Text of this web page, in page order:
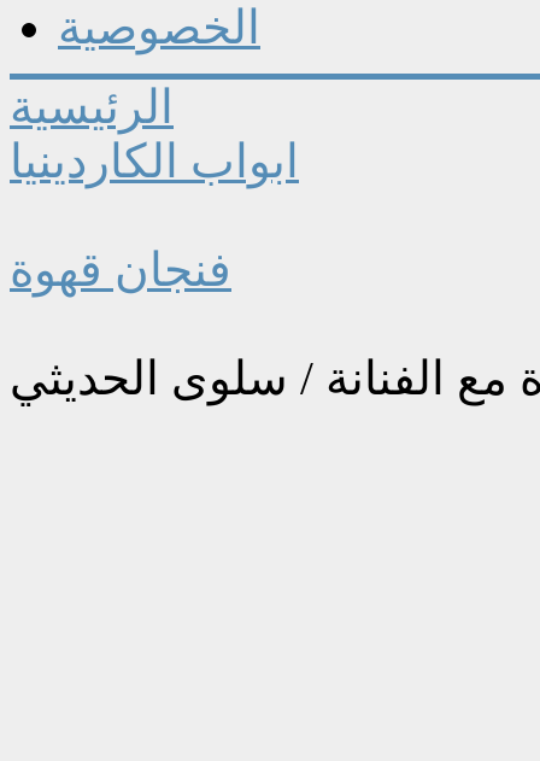
الخصوصية
الرئيسية
ابواب الكاردينيا
فنجان قهوة
مع الفنانة / سلوى الحديثي